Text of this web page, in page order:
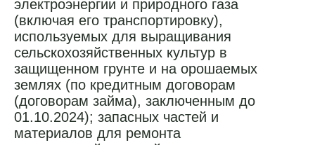
электроэнергии и природного газа
(включая его транспортировку),
используемых для выращивания
сельскохозяйственных культур в
защищенном грунте и на орошаемых
землях (по кредитным договорам
(договорам займа), заключенным до
01.10.2024); запасных частей и
материалов для ремонта